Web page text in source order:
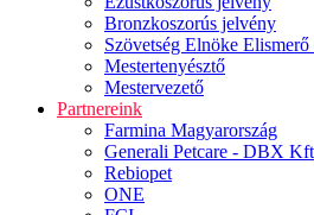
Bronzkoszorús jelvény
Szövetség Elnöke
Mestertenyésztő
Mestervezető
Partnereink
Farmina Magyarország
Generali Petcare - DBX Kft
Rebiopet
ONE